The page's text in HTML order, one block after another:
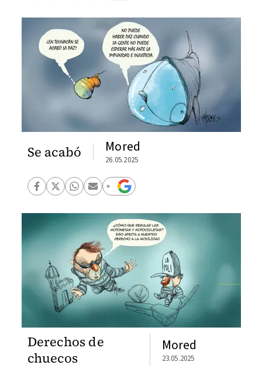
Se acabó Mored
26.05.2025
Derechos de
chuecos
Mored
23.05.2025